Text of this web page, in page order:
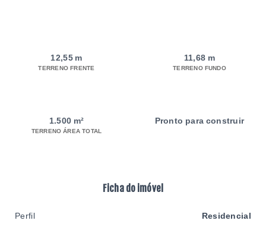
12,55 m
TERRENO FRENTE
11,68 m
TERRENO FUNDO
1.500 m²
TERRENO ÁREA TOTAL
Pronto para construir
Ficha do imóvel
Perfil Residencial